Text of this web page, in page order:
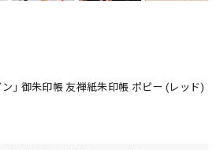
｣ 御朱印帳 友禅紙朱印帳 ポピー (レッド)